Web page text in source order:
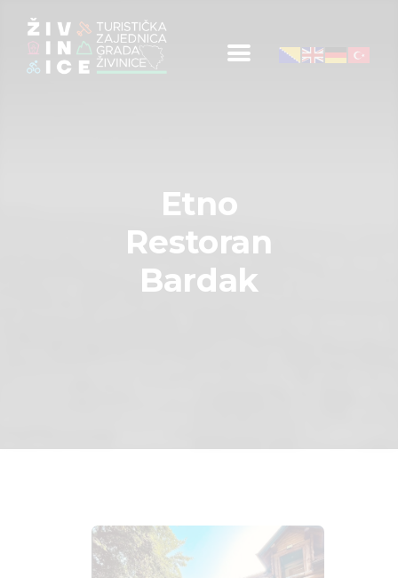
Etno
Restoran
Bardak
Kontakt